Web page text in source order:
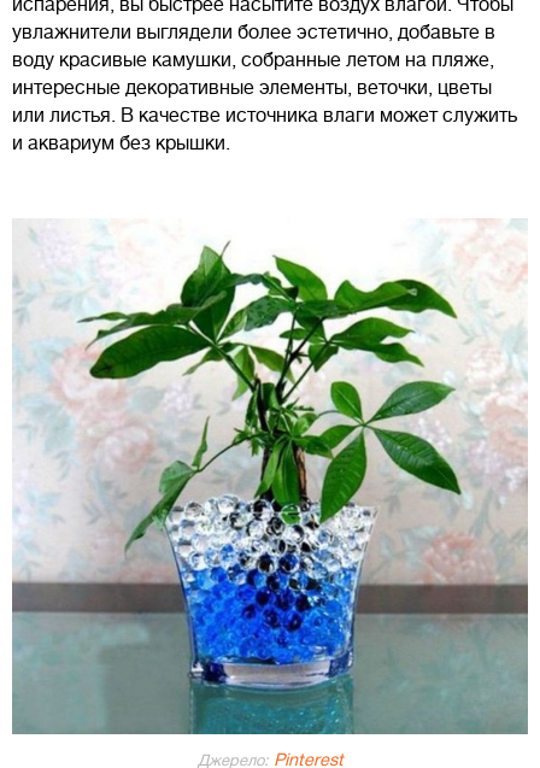
испарения, вы быстрее насытите воздух влагой. Чтобы
увлажнители выглядели более эстетично, добавьте в
воду красивые камушки, собранные летом на пляже,
интересные декоративные элементы, веточки, цветы
или листья. В качестве источника влаги может служить
и аквариум без крышки.
Джерело: Pinterest